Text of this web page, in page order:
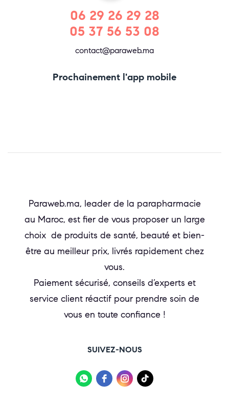
06 29 26 29 28
05 37 56 53 08
contact@paraweb.ma
Prochainement l'app mobile
Paraweb.ma, leader de la parapharmacie
au Maroc, est fier de vous proposer un large
choix de produits de santé, beauté et bien-
être au meilleur prix, livrés rapidement chez
vous.
Paiement sécurisé, conseils d’experts et
service client réactif pour prendre soin de
vous en toute confiance !
SUIVEZ-NOUS